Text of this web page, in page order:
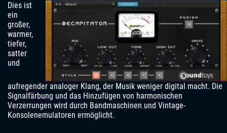
Dies ist
ein
großer,
warmer,
tiefer,
satter
und
aufregender analoger Klang, der Musik weniger digital macht. Die
Signalfärbung und das Hinzufügen von harmonischen
Verzerrungen wird durch Bandmaschinen und Vintage-
Konsolenemulatoren ermöglicht.